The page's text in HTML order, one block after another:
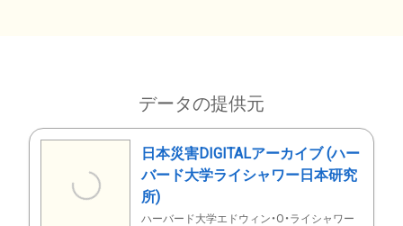
データの提供元
日本災害DIGITALアーカイブ (ハー
バード大学ライシャワー日本研究
所)
ハーバード大学エドウィン・O・ライシャワー